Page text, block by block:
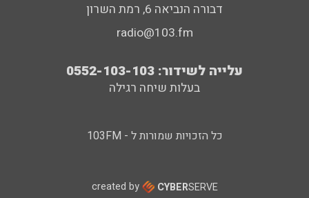
דבורה הנביאה 6, רמת השרון
radio@103.fm
עלייה לשידור: 0552-103-103
בעלות שיחה רגילה
כל הזכויות שמורות ל - 103FM
created by CYBERSERVE